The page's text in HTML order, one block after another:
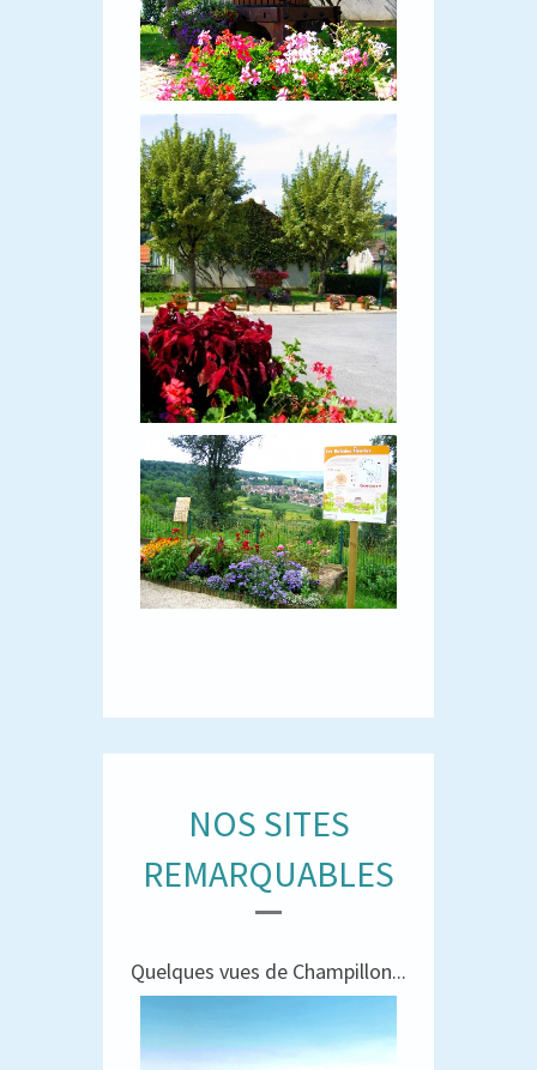
NOS SITES
REMARQUABLES
Quelques vues de Champillon...